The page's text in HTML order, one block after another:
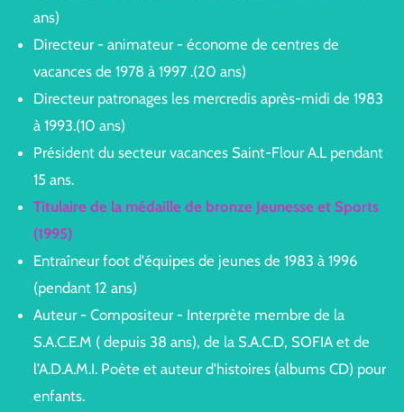
ans)
Directeur - animateur - économe de centres de
vacances de 1978 à 1997 .(20 ans)
Directeur patronages les mercredis après-midi de 1983
à 1993.(10 ans)
Président du secteur vacances Saint-Flour A.L pendant
15 ans.
Titulaire de la médaille de bronze Jeunesse et Sports
(1995)
Entraîneur foot d'équipes de jeunes de 1983 à 1996
(pendant 12 ans)
Auteur - Compositeur - Interprète membre de la
S.A.C.E.M ( depuis 38 ans), de la S.A.C.D, SOFIA et de
l’A.D.A.M.I. Poète et auteur d'histoires (albums CD) pour
enfants.